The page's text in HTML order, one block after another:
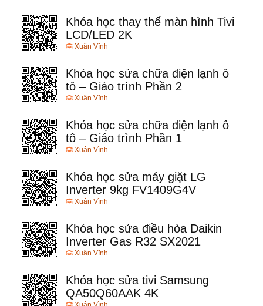
Khóa học thay thế màn hình Tivi
LCD/LED 2K
Xuân Vĩnh
Khóa học sửa chữa điện lạnh ô
tô – Giáo trình Phần 2
Xuân Vĩnh
Khóa học sửa chữa điện lạnh ô
tô – Giáo trình Phần 1
Xuân Vĩnh
Khóa học sửa máy giặt LG
Inverter 9kg FV1409G4V
Xuân Vĩnh
Khóa học sửa điều hòa Daikin
Inverter Gas R32 SX2021
Xuân Vĩnh
Khóa học sửa tivi Samsung
QA50Q60AAK 4K